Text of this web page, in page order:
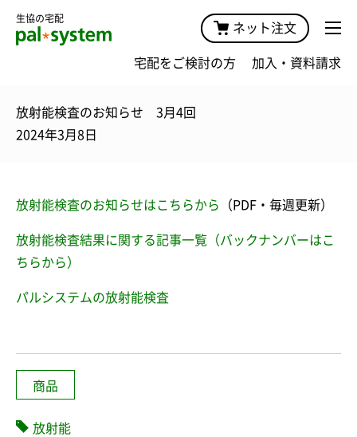
生協の宅配
ネット注文
宅配をご検討の方 加入・資料請求
放射能検査のお知らせ 3月4回
2024年3月8日
放射能検査のお知らせはこちらから （PDF・毎週更新）
放射能検査結果に関する記事一覧（バックナンバーはこ
ちらから）
パルシステムの放射能検査
商品
放射能